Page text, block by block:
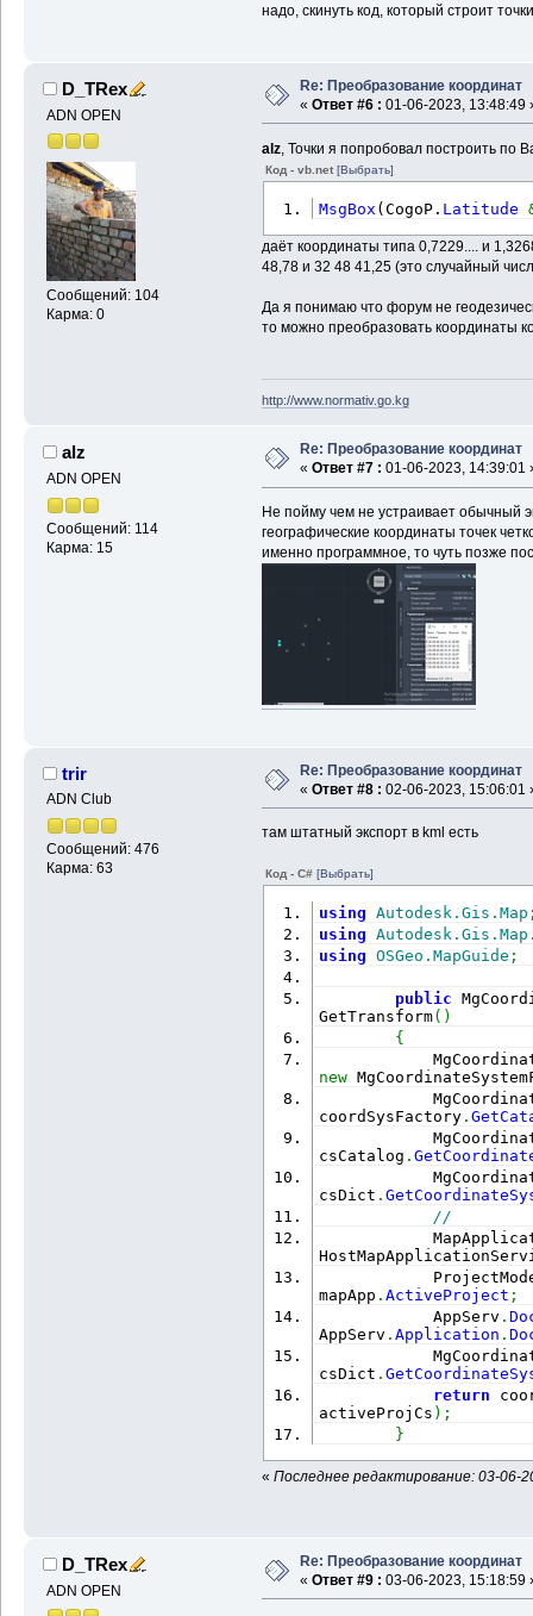
надо, скинуть код, который строит
D_TRex
ADN OPEN
Сообщений: 104
Карма: 0
Re: Преобразование координат
« Ответ #6 : 01-06-2023, 13:48:49
alz, Точки я попробовал построить по
Код - vb.net [Выбрать]
MsgBox (CogoP. Latitude
даёт координаты типа 0,7229.... и
48,78 и 32 48 41,25 (это случайный
Да я понимаю что форум не
то можно преобразовать координаты
http://www.normativ.go.kg
alz
ADN OPEN
Сообщений: 114
Карма: 15
Re: Преобразование координат
« Ответ #7 : 01-06-2023, 14:39:01
Не пойму чем не устраивает обычный
географические координаты точек
именно программное, то чуть позже
trir
ADN Club
Сообщений: 476
Карма: 63
Re: Преобразование координат
« Ответ #8 : 02-06-2023, 15:06:01
там штатный экспорт в kml есть
Код - C# [Выбрать]
using Autodesk.Gis.Map
using
using
OSGeo.MapGuide ;
public
GetTransform( )
{
new
coordSysFactory .
csCatalog .
csDict .
//
MapApplication
ProjectModel
mapApp .ActiveProject ;
AppServ .
AppServ .Application .
csDict .
return
activeProjCs ) ;
}
« Последнее редактирование: 03-06-
D_TRex
ADN OPEN
Re: Преобразование координат
« Ответ #9 : 03-06-2023, 15:18:59